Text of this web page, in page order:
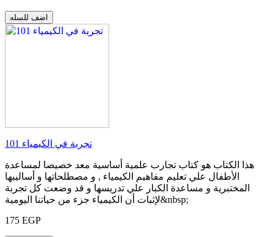
اضف للسله
101 تجربة في الكيمياء
هذا الكتاب هو كتاب تجارب علمية أساسية معد خصيصا لمساعدة
الأطفال علي تعليم مفاهيم الكيمياء , و مصطلحاتها و أساليبها
المختبرية و مساعدة الكبار علي تدريسها و قد وضعت كل تجربة
لإثبات أن الكيمياء جزء من حياتنا اليومية&nbsp;
175 EGP